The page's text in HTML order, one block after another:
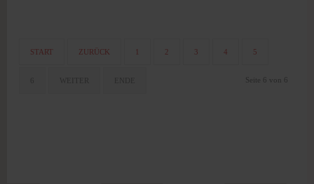
START ZURÜCK 1 2 3 4 5
WEITER Seite 6 von 6